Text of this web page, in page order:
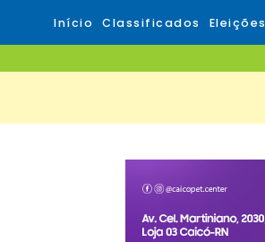
Início Classificados Eleições